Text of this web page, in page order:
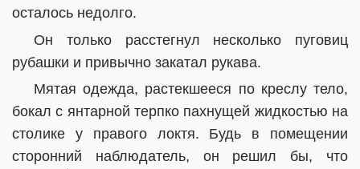
осталось недолго.
Он только расстегнул несколько пуговиц
рубашки и привычно закатал рукава.
Мятая одежда, растекшееся по креслу тело,
бокал с янтарной терпко пахнущей жидкостью на
столике у правого локтя. Будь в помещении
сторонний наблюдатель, он решил бы, что